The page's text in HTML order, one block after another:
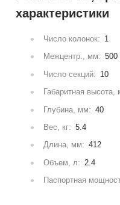
характеристики
Число колонок: 1
Межцентр., мм: 500
Число секций: 10
Габаритная высота,
Глубина, мм: 40
Вес, кг: 5.4
Длина, мм: 412
Объем, л: 2.4
Паспортная